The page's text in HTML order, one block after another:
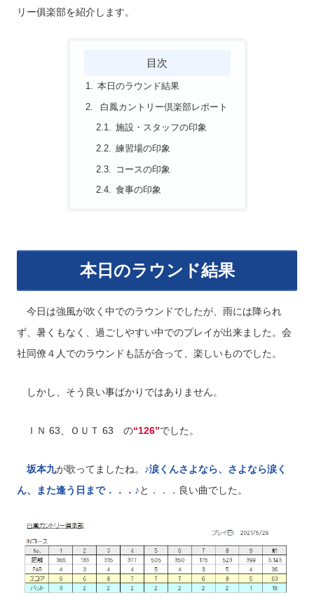
リー俱楽部を紹介します。
目次
本日のラウンド結果
白鳳カントリー倶楽部レポート
施設・スタッフの印象
練習場の印象
コースの印象
食事の印象
本日のラウンド結果
今日は強風が吹く中でのラウンドでしたが、雨には降られ
ず、暑くもなく、過ごしやすい中でのプレイが出来ました。会
社同僚４人でのラウンドも話が合って、楽しいものでした。
しかし、そう良い事ばかりではありません。
ＩＮ 63、ＯＵＴ 63 の“126”でした。
坂本九が歌ってましたね。 ♪涙くんさよなら、さよなら涙く
ん、また逢う日まで．．．♪と．．．良い曲でした。